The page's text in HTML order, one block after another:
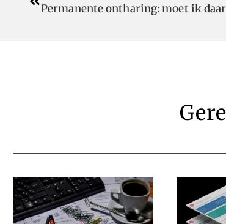
Permanente ontharing: moet ik